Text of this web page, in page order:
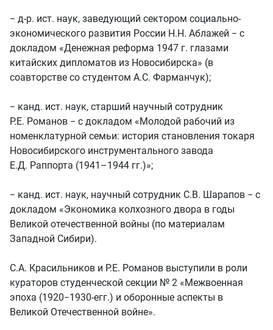
− д-р. ист. наук, заведующий сектором социально-
экономического развития России Н.Н. Аблажей − с
докладом «Денежная реформа 1947 г. глазами
китайских дипломатов из Новосибирска» (в
соавторстве со студентом А.С. Фарманчук);
− канд. ист. наук, старший научный сотрудник
Р.Е. Романов − с докладом «Молодой рабочий из
номенклатурной семьи: история становления токаря
Новосибирского инструментального завода
Е.Д. Раппорта (1941–1944 гг.)»;
− канд. ист. наук, научный сотрудник С.В. Шарапов − с
докладом «Экономика колхозного двора в годы
Великой отечественной войны (по материалам
Западной Сибири).
С.А. Красильников и Р.Е. Романов выступили в роли
кураторов студенческой секции № 2 «Межвоенная
эпоха (1920−1930‑егг.) и оборонные аспекты в
Великой Отечественной войне».